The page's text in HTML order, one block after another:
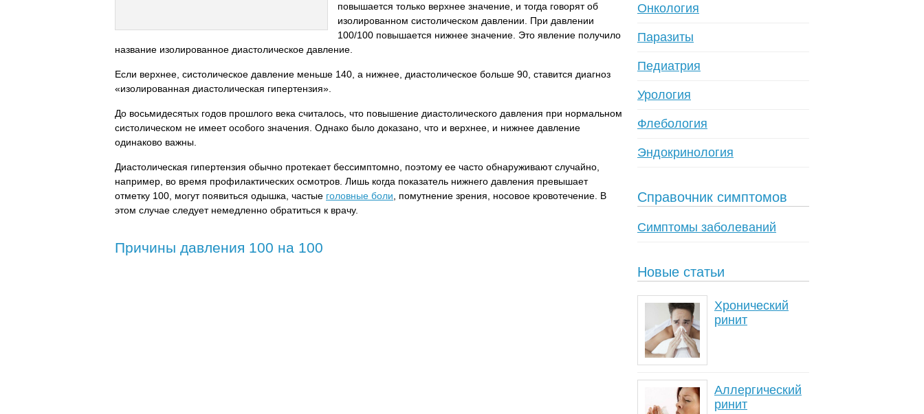
повышается только верхнее значение, и тогда говорят об
изолированном систолическом давлении. При давлении
100/100 повышается нижнее значение. Это явление получило
название изолированное диастолическое давление.
Если верхнее, систолическое давление меньше 140, а нижнее, диастолическое больше 90, ставится диагноз
«изолированная диастолическая гипертензия».
До восьмидесятых годов прошлого века считалось, что повышение диастолического давления при нормальном
систолическом не имеет особого значения. Однако было доказано, что и верхнее, и нижнее давление
одинаково важны.
Диастолическая гипертензия обычно протекает бессимптомно, поэтому ее часто обнаруживают случайно,
например, во время профилактических осмотров. Лишь когда показатель нижнего давления превышает
отметку 100, могут появиться одышка, частые головные боли , помутнение зрения, носовое кровотечение. В
этом случае следует немедленно обратиться к врачу.
Причины давления 100 на 100
Онкология
Паразиты
Педиатрия
Урология
Флебология
Эндокринология
Справочник симптомов
Симптомы заболеваний
Новые статьи
Хронический
ринит
Аллергический
ринит